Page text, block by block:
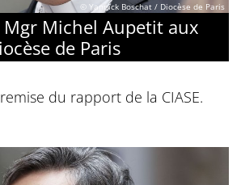
© Yannick Boschat / Diocèse de Paris
Mgr Michel Aupetit aux
de Paris
du rapport de la CIASE.